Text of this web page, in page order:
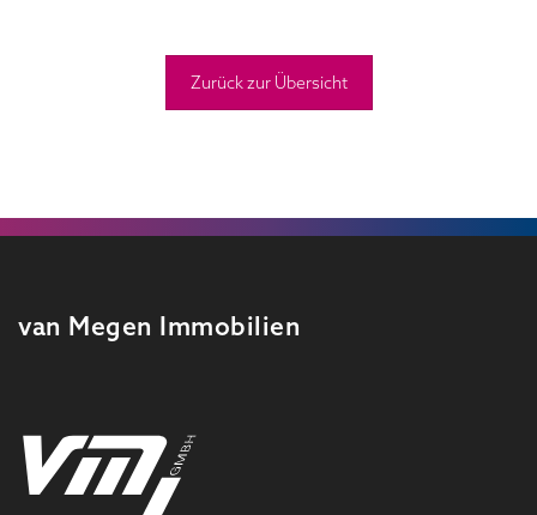
Zurück zur Übersicht
van Megen Immobilien